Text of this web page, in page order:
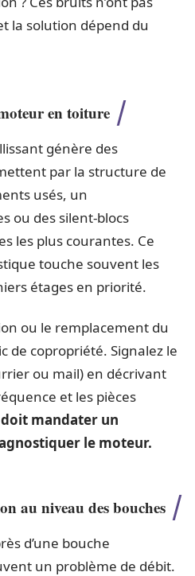
la solution dépend du
en toiture
génère des
par la structure de
usés, un
ou des silent-blocs
les plus courantes. Ce
touche souvent les
étages en priorité.
ou le remplacement du
de copropriété. Signalez le
ou mail) en décrivant
et les pièces
mandater un
le moteur.
au niveau des bouches
d’une bouche
un problème de débit.